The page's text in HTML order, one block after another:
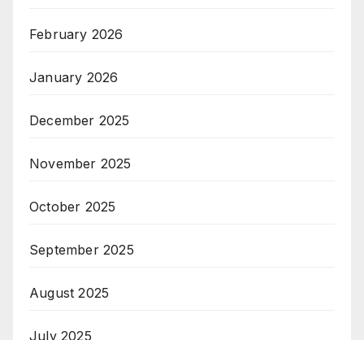
February 2026
January 2026
December 2025
November 2025
October 2025
September 2025
August 2025
July 2025